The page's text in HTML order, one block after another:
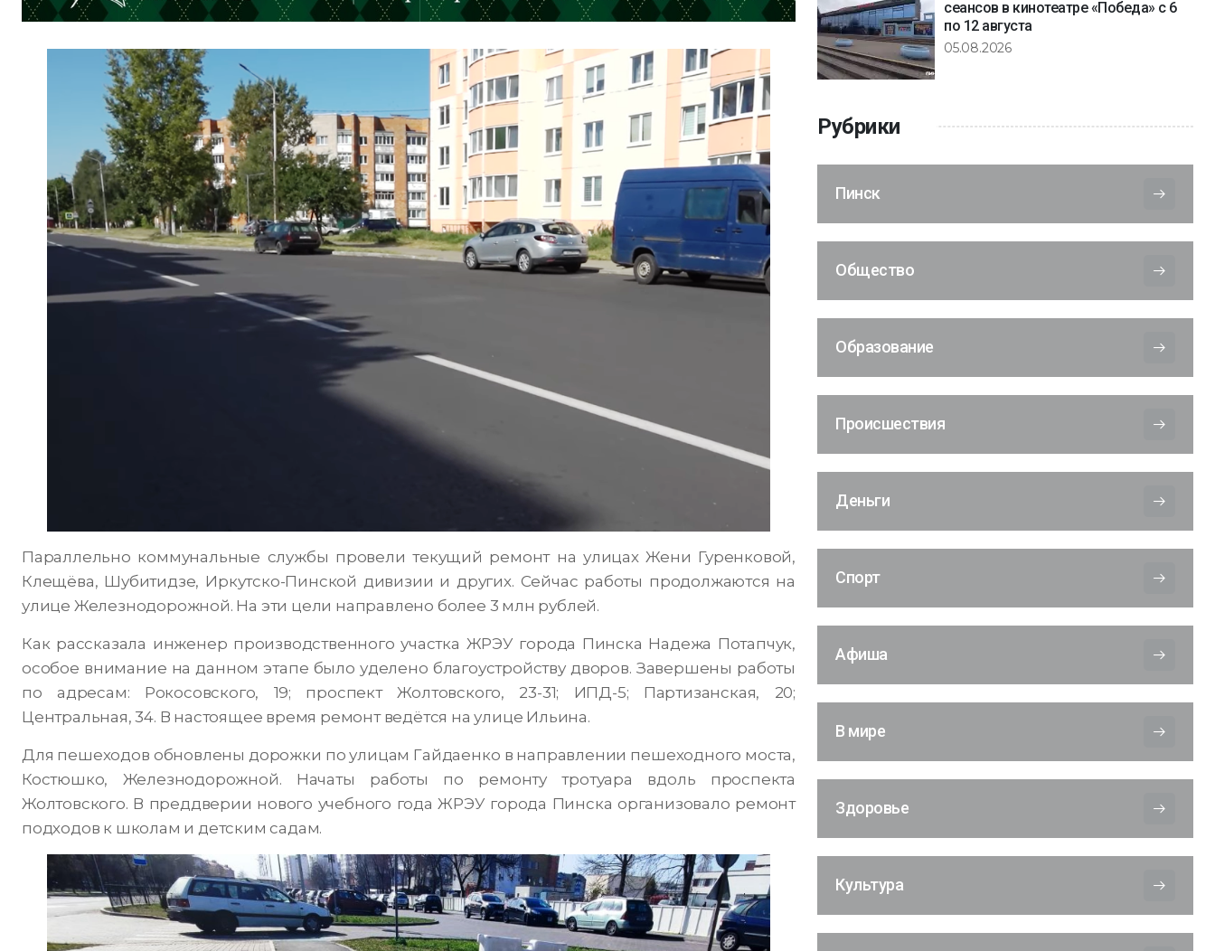
Параллельно коммунальные службы провели текущий ремонт на улицах Жени Гуренковой,
Клещёва, Шубитидзе, Иркутско-Пинской дивизии и других. Сейчас работы продолжаются на
улице Железнодорожной. На эти цели направлено более 3 млн рублей.
Как рассказала инженер производственного участка ЖРЭУ города Пинска Надежа Потапчук,
особое внимание на данном этапе было уделено благоустройству дворов. Завершены работы
по адресам: Рокосовского, 19; проспект Жолтовского, 23-31; ИПД-5; Партизанская, 20;
Центральная, 34. В настоящее время ремонт ведётся на улице Ильина.
Для пешеходов обновлены дорожки по улицам Гайдаенко в направлении пешеходного моста,
Костюшко, Железнодорожной. Начаты работы по ремонту тротуара вдоль проспекта
Жолтовского. В преддверии нового учебного года ЖРЭУ города Пинска организовало ремонт
подходов к школам и детским садам.
сеансов в кинотеатре «Победа» с 6
по 12 августа
05.08.2026
Рубрики
Пинск
Общество
Образование
Происшествия
Деньги
Спорт
Афиша
В мире
Здоровье
Культура